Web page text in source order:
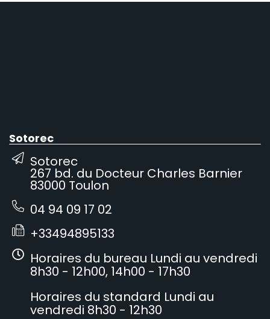
Sotorec
Sotorec
267 bd. du Docteur Charles Barnier
83000 Toulon
04 94 09 17 02
+33494895133
Horaires du bureau Lundi au vendredi
8h30 - 12h00, 14h00 - 17h30
Horaires du standard Lundi au
vendredi 8h30 - 12h30